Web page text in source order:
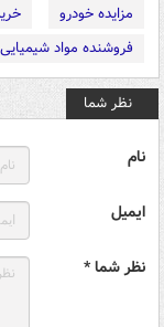
مزایده خودرو
فروشنده مواد شیمیایی
نظر شما
نام
ایمیل
نظر شما *